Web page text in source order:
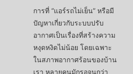
การที่ “แอร์รถไม่เย็น” หรือมี
ปัญหาเกี่ยวกับระบบปรับ
อากาศเป็นเรื่องที่สร้างความ
หงุดหงิดไม่น้อย โดยเฉพาะ
ในสภาพอากาศร้อนของบ้าน
เรา หลายคนมักรอจนกว่า